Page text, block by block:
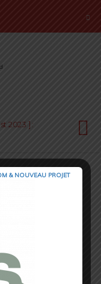
2023 ] :
& NOUVEAU PROJET